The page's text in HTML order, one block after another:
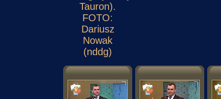
Tauron).
FOTO:
Dariusz
Nowak
(nddg)